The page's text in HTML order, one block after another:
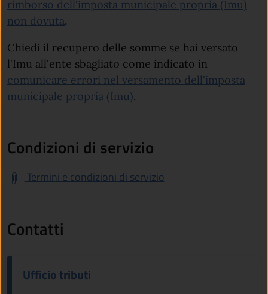
rimborso dell'imposta municipale propria (Imu)
non dovuta.
Chiedi il recupero delle somme se hai versato
l'Imu all'ente sbagliato come indicato in
comunicare errori nel versamento dell'imposta
municipale propria (Imu).
Condizioni di servizio
Termini e condizioni di servizio
Contatti
Ufficio tributi